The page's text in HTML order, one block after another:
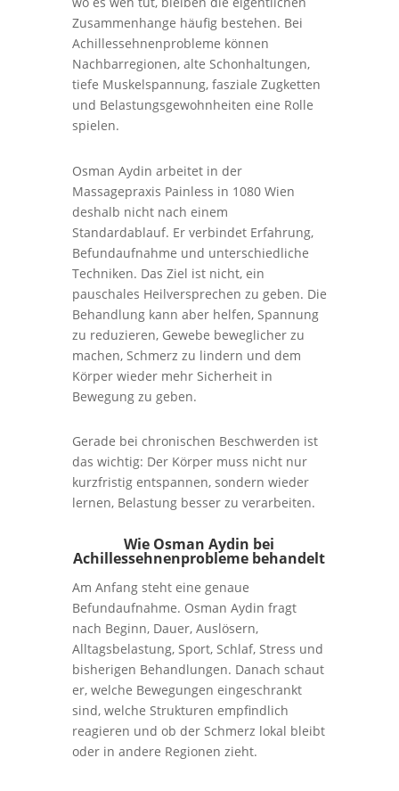
Zusammenhange häufig bestehen. Bei
Achillessehnenprobleme können
Nachbarregionen, alte Schonhaltungen,
tiefe Muskelspannung, fasziale Zugketten
und Belastungsgewohnheiten eine Rolle
spielen.
Osman Aydin arbeitet in der
Massagepraxis Painless in 1080 Wien
deshalb nicht nach einem
Standardablauf. Er verbindet Erfahrung,
Befundaufnahme und unterschiedliche
Techniken. Das Ziel ist nicht, ein
pauschales Heilversprechen zu geben. Die
Behandlung kann aber helfen, Spannung
zu reduzieren, Gewebe beweglicher zu
machen, Schmerz zu lindern und dem
Körper wieder mehr Sicherheit in
Bewegung zu geben.
Gerade bei chronischen Beschwerden ist
das wichtig: Der Körper muss nicht nur
kurzfristig entspannen, sondern wieder
lernen, Belastung besser zu verarbeiten.
Wie Osman Aydin bei
Achillessehnenprobleme behandelt
Am Anfang steht eine genaue
Befundaufnahme. Osman Aydin fragt
nach Beginn, Dauer, Auslösern,
Alltagsbelastung, Sport, Schlaf, Stress und
bisherigen Behandlungen. Danach schaut
er, welche Bewegungen eingeschrankt
sind, welche Strukturen empfindlich
reagieren und ob der Schmerz lokal bleibt
oder in andere Regionen zieht.